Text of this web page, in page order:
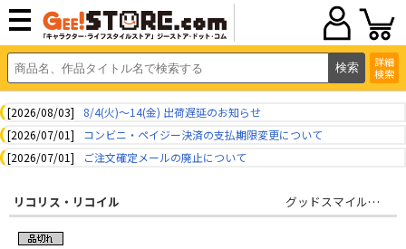
詳細
検索
[2026/08/03]
8/4(火)～14(金) 出荷遅延のお知らせ
[2026/07/01]
コンビニ・ペイジー決済の支払期限変更について
[2026/07/01]
ご注文確定メールの廃止について
リコリス・リコイル グッドスマイルカンパニー